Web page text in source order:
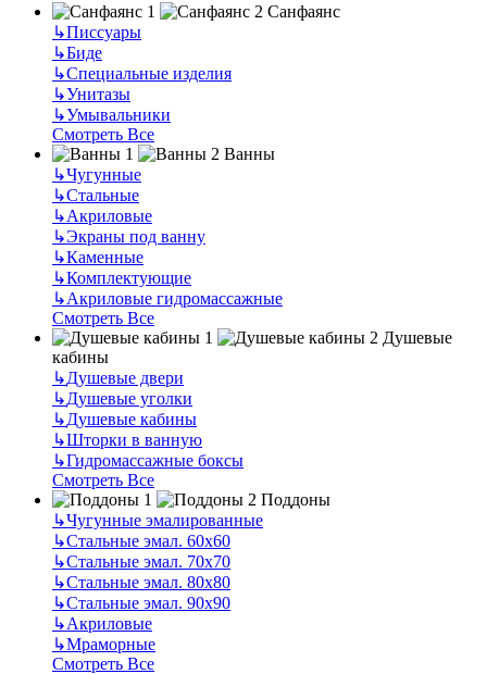
Санфаянс
↳Писсуары
↳Биде
↳Специальные изделия
↳Унитазы
↳Умывальники
Смотреть Все
Ванны
↳Чугунные
↳Стальные
↳Акриловые
↳Экраны под ванну
↳Каменные
↳Комплектующие
↳Акриловые гидромассажные
Смотреть Все
Душевые
кабины
↳Душевые двери
↳Душевые уголки
↳Душевые кабины
↳Шторки в ванную
↳Гидромассажные боксы
Смотреть Все
Поддоны
↳Чугунные эмалированные
↳Стальные эмал. 60х60
↳Стальные эмал. 70х70
↳Стальные эмал. 80х80
↳Стальные эмал. 90х90
↳Акриловые
↳Мраморные
Смотреть Все